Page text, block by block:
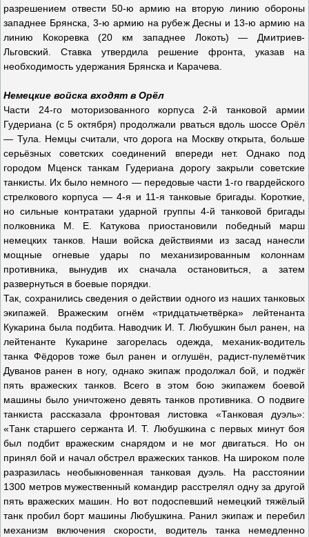
разрешением отвести 50-ю армию на вторую линию обороны
западнее Брянска, 3-ю армию на рубеж Десны и 13-ю армию на
линию Кокоревка (20 км западнее Локоть) — Дмитриев-
Льговский. Ставка утвердила решение фронта, указав на
необходимость удержания Брянска и Карачева.
Немецкие войска входят в Орёл
Части 24-го моторизованного корпуса 2-й танковой армии
Гудериана (с 5 октября) продолжали рваться вдоль шоссе Орёл
— Тула. Немцы считали, что дорога на Москву открыта, больше
серьёзных советских соединений впереди нет. Однако под
городом Мценск танкам Гудериана дорогу закрыли советские
танкисты. Их было немного — передовые части 1-го гвардейского
стрелкового корпуса — 4-я и 11-я танковые бригады. Короткие,
но сильные контратаки ударной группы 4-й танковой бригады
полковника М. Е. Катукова приостановили победный марш
немецких танков. Наши войска действиями из засад нанесли
мощные огневые удары по механизированным колоннам
противника, вынудив их сначала остановиться, а затем
развернуться в боевые порядки.
Так, сохранились сведения о действии одного из наших танковых
экипажей. Вражеским огнём «тридцатьчетвёрка» лейтенанта
Кукарина была подбита. Наводчик И. Т. Любушкин был ранен, на
лейтенанте Кукарине загорелась одежда, механик-водитель
танка Фёдоров тоже был ранен и оглушён, радист-пулемётчик
Дуванов ранен в ногу, однако экипаж продолжал бой, и поджёг
пять вражеских танков. Всего в этом бою экипажем боевой
машины было уничтожено девять танков противника. О подвиге
танкиста рассказала фронтовая листовка «Танковая дуэль»:
«Танк старшего сержанта И. Т. Любушкина с первых минут боя
был подбит вражеским снарядом и не мог двигаться. Но он
принял бой и начал обстрел вражеских танков. На широком поле
разразилась необыкновенная танковая дуэль. На расстоянии
1300 метров мужественный командир расстрелял одну за другой
пять вражеских машин. Но вот подоспевший немецкий тяжёлый
танк пробил борт машины Любушкина. Ранил экипаж и перебил
механизм включения скорости, водитель танка немедленно